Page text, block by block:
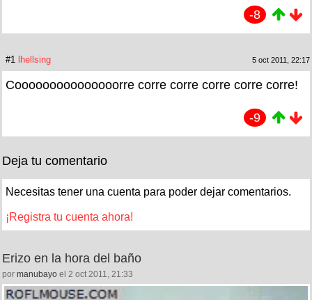
-8
#1 lhellsing 5 oct 2011, 22:17
Cooooooooooooooorre corre corre corre corre corre!
-9
Deja tu comentario
Necesitas tener una cuenta para poder dejar comentarios.
¡Registra tu cuenta ahora!
Erizo en la hora del baño
por manubayo el 2 oct 2011, 21:33